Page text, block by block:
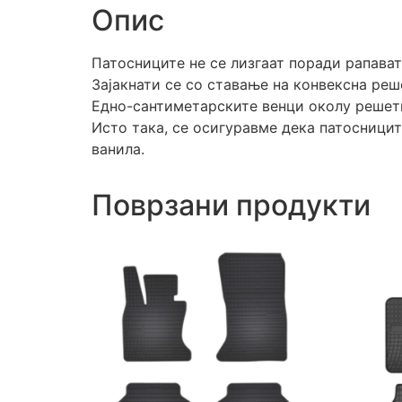
Опис
Патосниците не се лизгаат поради
Зајакнати се со ставање на конвексна
Едно-сантиметарските венци околу
Исто така, се осигуравме дека
ванила.
Поврзани продукти